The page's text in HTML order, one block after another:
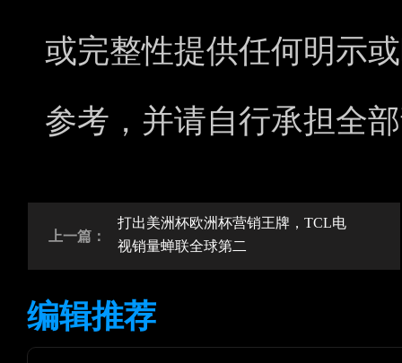
或完整性提供任何明示
参考，并请自行承担全
上一篇：
打出美洲杯欧洲杯营销王牌，TCL电
视销量蝉联全球第二
编辑推荐